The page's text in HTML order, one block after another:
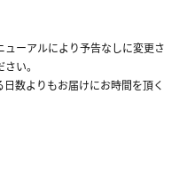
ーアルにより予告なしに変更さ
い。
数よりもお届けにお時間を頂く